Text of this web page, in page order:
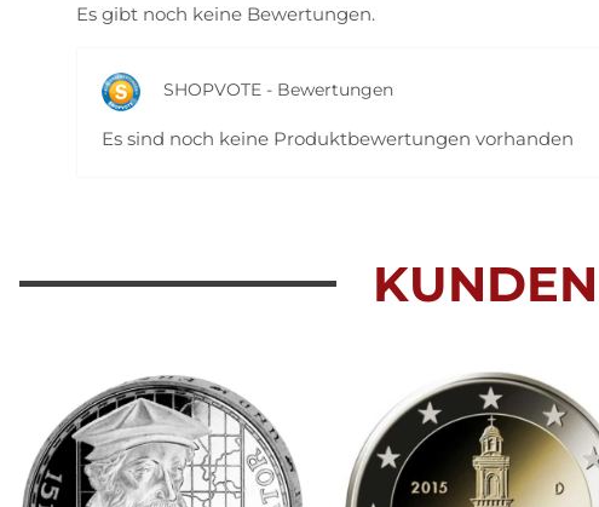
Es gibt noch keine Bewertungen.
SHOPVOTE - Bewertungen
Es sind noch keine Produktbewertungen vorhanden